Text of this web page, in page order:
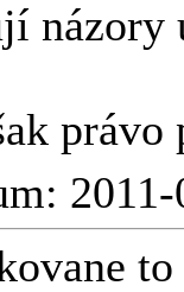
názory